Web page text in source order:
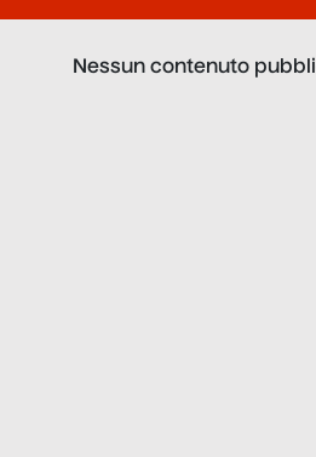
Nessun contenuto